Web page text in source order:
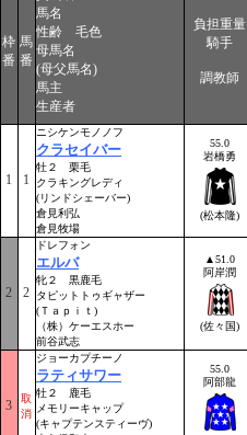
枠
番
馬
番
馬名
性齢 毛色
母馬名
(母父馬名)
馬主
生産者
負担重量
騎手
調教師
1 1
ニシケンモノノフ
クラセイバー
牡２ 栗毛
クラキングレディ
(リンドシェーバー)
倉見利弘
倉見牧場
55.0
岩橋勇
(松本隆)
2 2
ドレフォン
エルバ
牝２ 黒鹿毛
タピットトゥギャザー
(Ｔａｐｉｔ)
（株）ケーエスホー
前谷武志
▲51.0
阿岸潤
(佐々国)
3
取
消
ジョーカプチーノ
ラティサワー
牡２ 鹿毛
メモリーキャップ
(キャプテンスティーヴ)
55.0
阿部龍